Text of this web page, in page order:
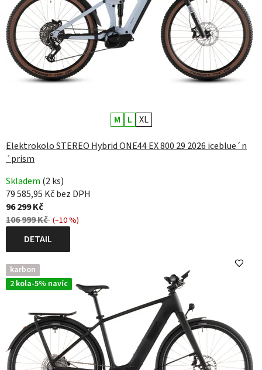
B
E
M L XL
Elektrokolo STEREO Hybrid ONE44 EX 800 29 2026 iceblue´n
´prism
Skladem (2 ks)
79 585,95 Kč bez DPH
96 299 Kč
106 999 Kč (–10 %)
DETAIL
karbon
2 kola-5% navíc